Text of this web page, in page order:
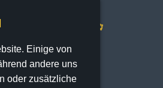
Einige von
andere uns
oder zusätzliche